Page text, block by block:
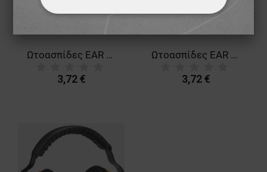
Ωτοασπίδες EAR 300 GREEN
3,72 €
Ωτοασπίδες EAR 300 BLUE
3,72 €
ΑΠΟΛΎΤΩΣ ΑΠΑΡΑΊΤΗΤΑ
ΛΕΙΤΟΥΡΓΙΚΌΤΗΤΑΣ